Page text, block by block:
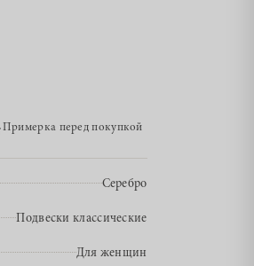
Примерка перед покупкой
Серебро
Подвески классические
Для женщин